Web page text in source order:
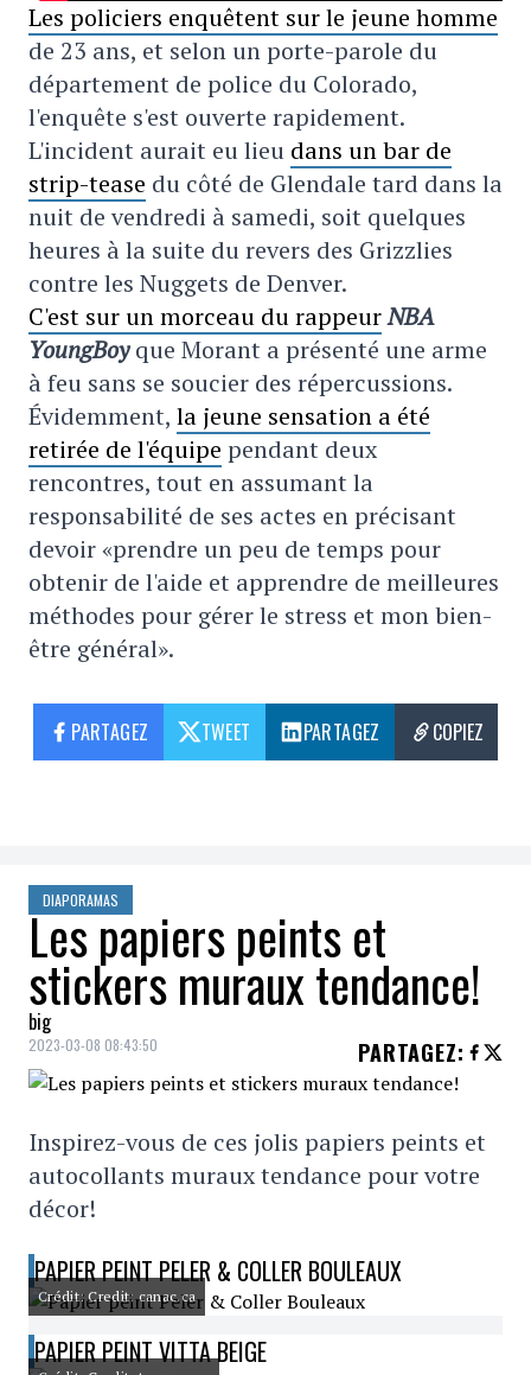
Les policiers enquêtent sur le jeune homme
de 23 ans, et selon un porte-parole du
département de police du Colorado,
l'enquête s'est ouverte rapidement.
L'incident aurait eu lieu dans un bar de
strip-tease du côté de Glendale tard dans la
nuit de vendredi à samedi, soit quelques
heures à la suite du revers des Grizzlies
contre les Nuggets de Denver.
C'est sur un morceau du rappeurNBA
YoungBoyque Morant a présenté une arme
à feu sans se soucier des répercussions.
Évidemment, la jeune sensation a été
retirée de l'équipe pendant deux
rencontres, tout en assumant la
responsabilité de ses actes en précisant
devoir «prendre un peu de temps pour
obtenir de l'aide et apprendre de meilleures
méthodes pour gérer le stress et mon bien-
être général».
PARTAGEZ TWEET PARTAGEZ COPIEZ
DIAPORAMAS
Les papiers peints et
stickers muraux tendance!
big
2023-03-08 08:43:50 PARTAGEZ:
Inspirez-vous de ces jolis papiers peints et
autocollants muraux tendance pour votre
décor!
PAPIER PEINT PELER & COLLER BOULEAUX
Crédit: Credit: canac.ca
PAPIER PEINT VITTA BEIGE